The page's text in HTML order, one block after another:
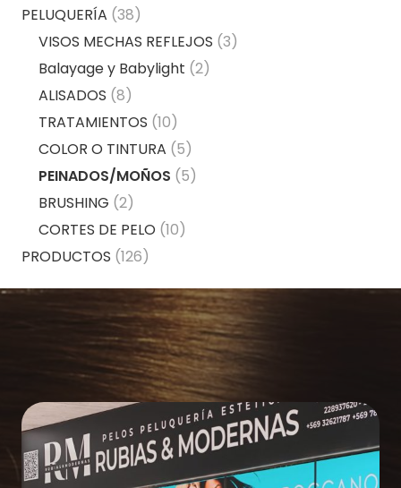
PELUQUERÍA (38)
VISOS MECHAS REFLEJOS (3)
Balayage y Babylight (2)
ALISADOS (8)
TRATAMIENTOS (10)
COLOR O TINTURA (5)
PEINADOS/MOÑOS (5)
BRUSHING (2)
CORTES DE PELO (10)
PRODUCTOS (126)